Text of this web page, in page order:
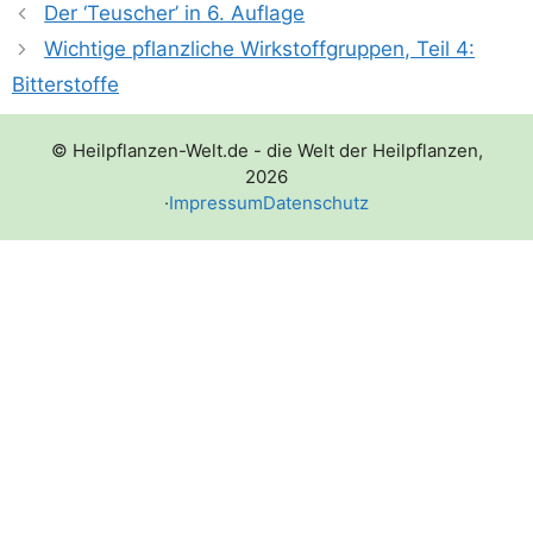
Der ‘Teuscher’ in 6. Auflage
Wichtige pflanzliche Wirkstoffgruppen, Teil 4:
Bitterstoffe
© Heilpflanzen-Welt.de - die Welt der Heilpflanzen,
2026
·ImpressumDatenschutz